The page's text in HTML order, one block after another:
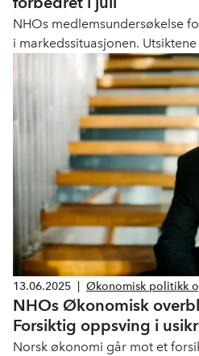
NHOs medlemsundersøkelse
i markedssituasjonen.
like stor andel optimister og
fremdeles store næringsvise
13.06.2025 Økonomisk politikk
NHOs Økonomisk
Forsiktig oppsving i
Norsk økonomi går mot et